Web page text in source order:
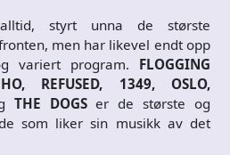
styrt unna de største
men har likevel endt opp
variert program. FLOGGING
REFUSED, 1349, OSLO,
THE DOGSer de største og
som liker sin musikk av det